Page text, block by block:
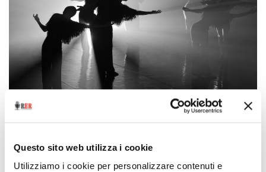
Questo sito web utilizza i cookie
Utilizziamo i cookie per personalizzare contenuti e
Dance Land
29 gennaio 2025